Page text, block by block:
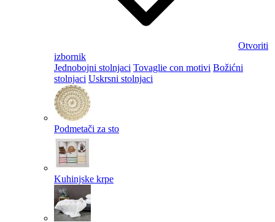
Otvoriti
izbornik
Jednobojni stolnjaci Tovaglie con motivi Božićni
stolnjaci Uskrsni stolnjaci
Podmetači za sto
Kuhinjske krpe